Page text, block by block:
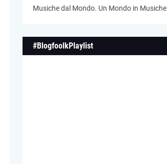
Musiche dal Mondo. Un Mondo in Musiche
#BlogfoolkPlaylist